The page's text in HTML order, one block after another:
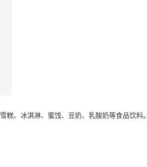
糕、冰淇淋、蜜饯、豆奶、乳酸奶等食品饮料。